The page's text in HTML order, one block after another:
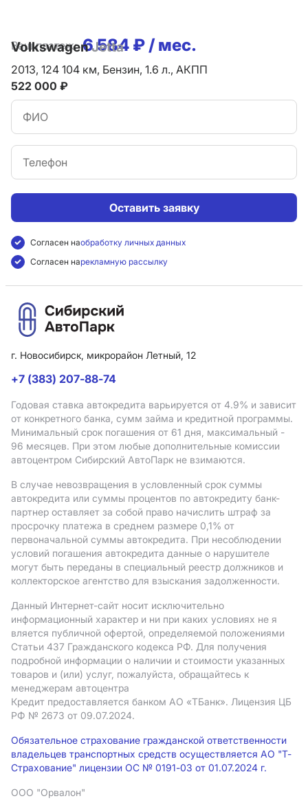
Ваш платеж: 6 584 ₽ / мес.
Оставить заявку
Согласен наобработку личных данных
Согласен нарекламную рассылку
VolkswagenJetta
2013, 124 104 км, Бензин, 1.6 л., АКПП
522 000 ₽
г. Новосибирск, микрорайон Летный, 12
+7 (383) 207-88-74
Годовая ставка автокредита варьируется от 4.9% и зависит
от конкретного банка, сумм займа и кредитной программы.
Минимальный срок погашения от 61 дня, максимальный -
96 месяцев. При этом любые дополнительные комиссии
автоцентром Сибирский АвтоПарк не взимаются.
В случае невозвращения в условленный срок суммы
автокредита или суммы процентов по автокредиту банк-
партнер оставляет за собой право начислить штраф за
просрочку платежа в среднем размере 0,1% от
первоначальной суммы автокредита. При несоблюдении
условий погашения автокредита данные о нарушителе
могут быть переданы в специальный реестр должников и
коллекторское агентство для взыскания задолженности.
Данный Интернет-сайт носит исключительно
информационный характер и ни при каких условиях не я
вляется публичной офертой, определяемой положениями
Статьи 437 Гражданского кодекса РФ. Для получения
подробной информации о наличии и стоимости указанных
товаров и (или) услуг, пожалуйста, обращайтесь к
менеджерам автоцентра
Кредит предоставляется банком АO «ТБанк». Лицензия ЦБ
РФ № 2673 от 09.07.2024.
Обязательное страхование гражданской ответственности
владельцев транспортных средств осуществляется АО "Т-
Страхование" лицензии ОС № 0191-03 от 01.07.2024 г.
ООО "Орвалон"